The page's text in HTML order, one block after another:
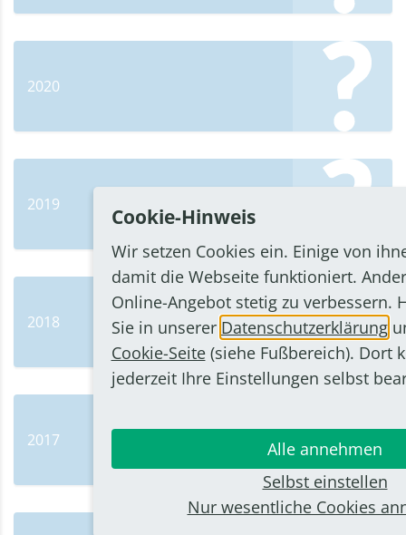
2020
2019
2018
2017
Cookie-Hinweis
Wir setzen Cookies ein. Einige von
damit die Webseite funktioniert.
Online-Angebot stetig zu verbessern.
Sie in unserer Datenschutzerklärung
Cookie-Seite(siehe Fußbereich). Dort
jederzeit Ihre Einstellungen selbst
Alle annehmen
Selbst einstellen
Nur wesentliche Cookies